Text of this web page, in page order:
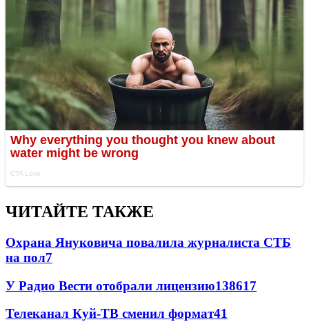
ЧИТАЙТЕ ТАКЖЕ
Охрана Януковича повалила журналиста СТБ
на пол7
У Радио Вести отобрали лицензию138617
Телеканал Куй-ТВ сменил формат41